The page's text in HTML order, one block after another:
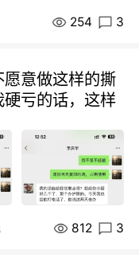
254 3
意做这样的撕
亏的话，这样
812 3